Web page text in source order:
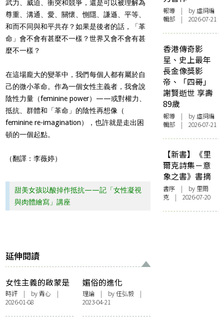
武力、威迫、衝突和競爭，還是可以被理解為
尊重、溝通、愛、關懷、惻隱、謙遜、平等、
和而不同與和平共存？如果是後者的話，「革
命」會不會有甚麼不一樣？世界又會不會有甚
麼不一樣？
在這場龐大的變革中，我們每個人都有屬於自
己的微小革命。作為一個女性主義者，我會說
陰性力量（feminine power）——或對權力、
抵抗、群體和「革命」的陰性再想像（
feminine re-imagination），也許就是走出困
頓的一個起點。
（翻譯：李薇婷）
甜美女孩以酸掉作抵抗——記「女性凝視
與肉體繪寫」講座
延伸閱讀
女性主義的啟蒙是
書本？
時評 | by 青心 |
2026-01-08
媚俗的進化
理論| by 任弘毅 |
2023-04-21
報導 | by 虛詞編
輯部 | 2026-07-21
香港傳奇影
星、史上最年
長金像獎影
帝、「四哥」
謝賢逝世 享壽
89歲
報導 | by 虛詞編
輯部 | 2026-07-21
【新書】《里
爾克詩集－意
象之書》書摘
書序 | by 里爾
克 | 2026-07-20